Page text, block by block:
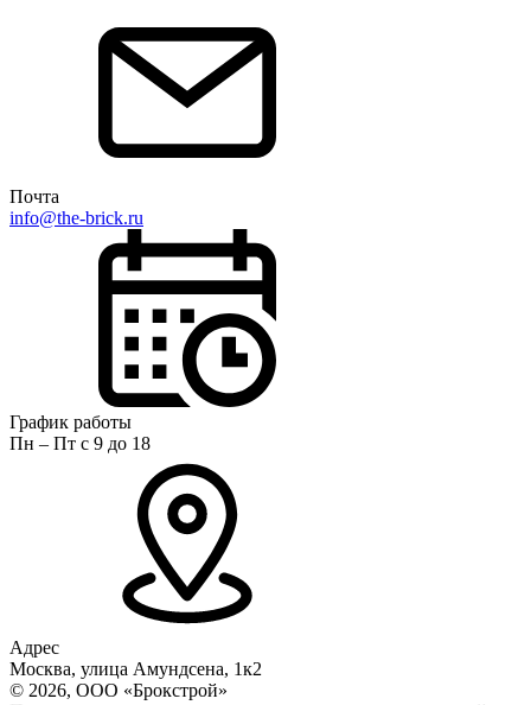
Почта
info@the-brick.ru
График работы
Пн – Пт с 9 до 18
Адрес
Москва, улица Амундсена, 1к2
© 2026, ООО «Брокстрой»